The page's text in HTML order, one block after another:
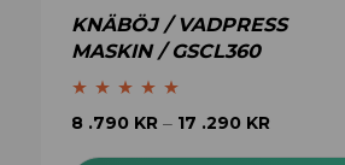
KNÄBÖJ / VADPRESS
MASKIN / GSCL360
Betygsatt5.00
8 .790 KR– 17 .290 KR